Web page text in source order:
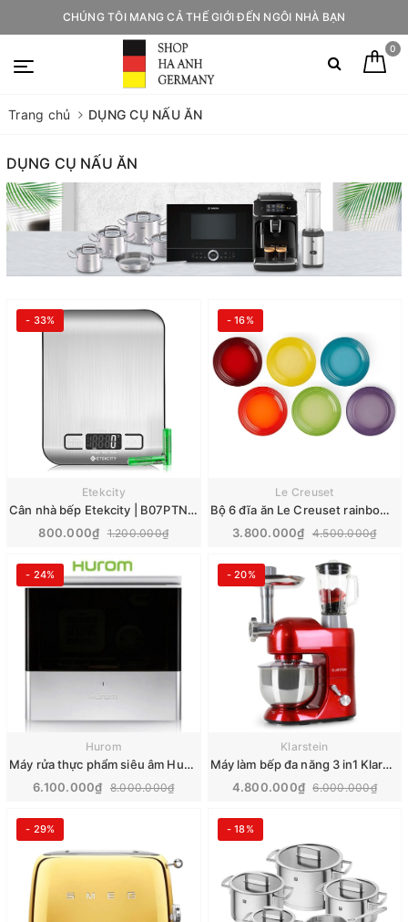
CHÚNG TÔI MANG CẢ THẾ GIỚI ĐẾN NGÔI NHÀ BẠN
0
Trang chủ DỤNG CỤ NẤU ĂN
DỤNG CỤ NẤU ĂN
- 33%
Etekcity
Cân nhà bếp Etekcity | B07PTNZT75
800.000₫ 1.200.000₫
- 16%
Le Creuset
Bộ 6 đĩa ăn Le Creuset rainbow | 22cm
3.800.000₫ 4.500.000₫
- 24%
Hurom
Máy rửa thực phẩm siêu âm Hurom | UC-B01
6.100.000₫ 8.000.000₫
- 20%
Klarstein
Máy làm bếp đa năng 3 in1 Klarstein Lucia Rossa 1300W | 10006254
4.800.000₫ 6.000.000₫
- 29% - 18%